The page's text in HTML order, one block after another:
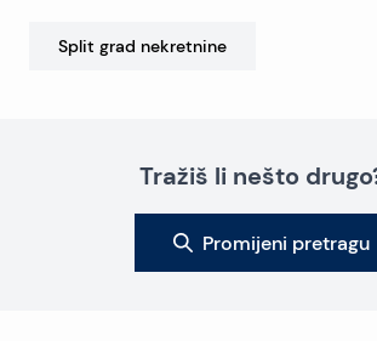
Split grad nekretnine
Tražiš li nešto
Promijeni pretragu